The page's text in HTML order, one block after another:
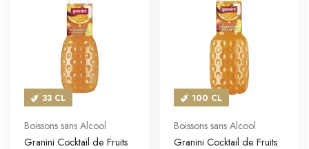
33 CL
Boissons sans Alcool
Granini Cocktail de Fruits
100 CL
Boissons sans Alcool
Granini Cocktail de Fruits